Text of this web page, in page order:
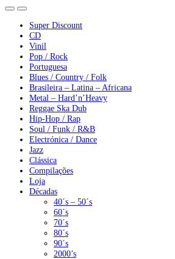
Super Discount
CD
Vinil
Pop / Rock
Portuguesa
Blues / Country / Folk
Brasileira – Latina – Africana
Metal – Hard’n’Heavy
Reggae Ska Dub
Hip-Hop / Rap
Soul / Funk / R&B
Electrónica / Dance
Jazz
Clássica
Compilações
Loja
Décadas
40´s – 50´s
60´s
70´s
80´s
90´s
2000’s